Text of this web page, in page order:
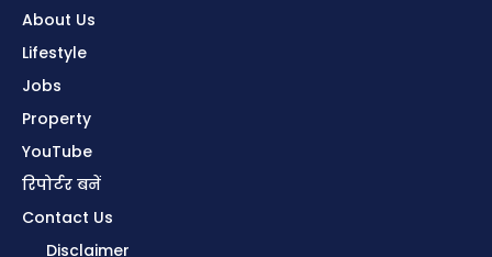
About Us
Lifestyle
Jobs
Property
YouTube
रिपोर्टर बनें
Contact Us
Disclaimer